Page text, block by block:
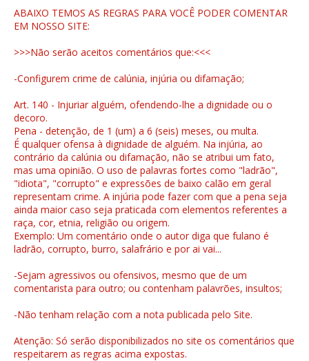
ABAIXO TEMOS AS REGRAS PARA VOCÊ PODER COMENTAR
EM NOSSO SITE:
>>>Não serão aceitos comentários que:<<<
-Configurem crime de calúnia, injúria ou difamação;
Art. 140 - Injuriar alguém, ofendendo-lhe a dignidade ou o
decoro.
Pena - detenção, de 1 (um) a 6 (seis) meses, ou multa.
É qualquer ofensa à dignidade de alguém. Na injúria, ao
contrário da calúnia ou difamação, não se atribui um fato,
mas uma opinião. O uso de palavras fortes como "ladrão",
"idiota", "corrupto" e expressões de baixo calão em geral
representam crime. A injúria pode fazer com que a pena seja
ainda maior caso seja praticada com elementos referentes a
raça, cor, etnia, religião ou origem.
Exemplo: Um comentário onde o autor diga que fulano é
ladrão, corrupto, burro, salafrário e por ai vai...
-Sejam agressivos ou ofensivos, mesmo que de um
comentarista para outro; ou contenham palavrões, insultos;
-Não tenham relação com a nota publicada pelo Site.
Atenção: Só serão disponibilizados no site os comentários que
respeitarem as regras acima expostas.